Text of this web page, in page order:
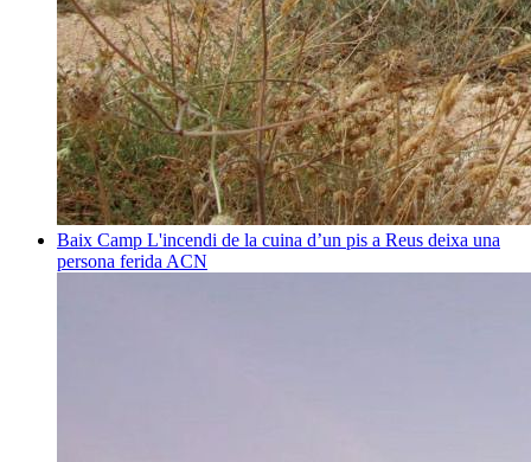
Baix Camp L'incendi de la cuina d’un pis a Reus deixa una
persona ferida ACN